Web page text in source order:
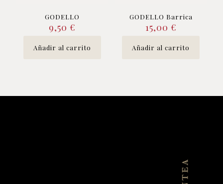
GODELLO
9,50 €
Añadir al carrito
GODELLO Barrica
15,00 €
Añadir al carrito